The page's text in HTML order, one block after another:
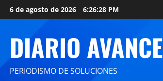
6 de agosto de 2026 6:26:29 PM
DIARIO AVANCE
PERIODISMO DE SOLUCIONES